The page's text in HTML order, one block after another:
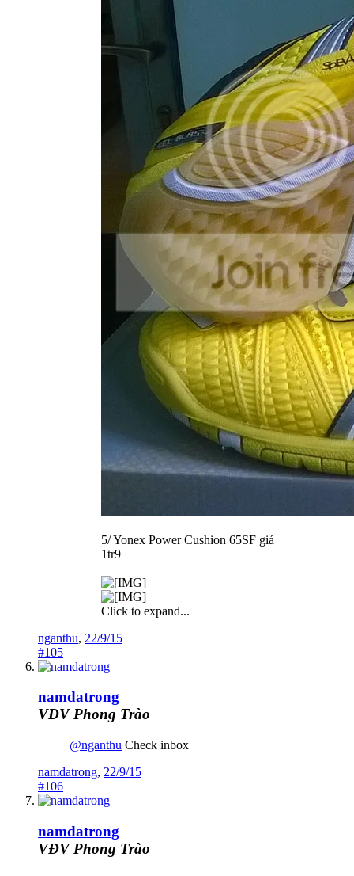
5/ Yonex Power Cushion 65SF giá
1tr9
Click to expand...
nganthu, 22/9/15
#105
namdatrong
VĐV Phong Trào
@nganthu Check inbox
namdatrong, 22/9/15
#106
namdatrong
VĐV Phong Trào